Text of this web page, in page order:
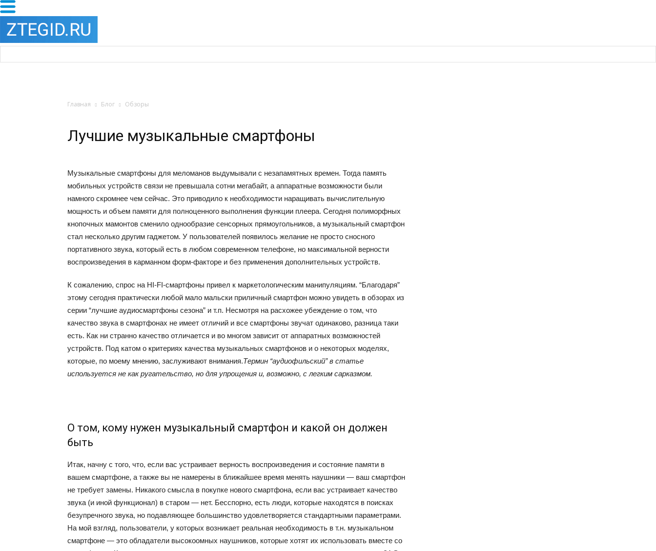
Главная Блог Обзоры
Лучшие музыкальные смартфоны
Музыкальные смартфоны для меломанов выдумывали с незапамятных времен. Тогда память
мобильных устройств связи не превышала сотни мегабайт, а аппаратные возможности были
намного скромнее чем сейчас. Это приводило к необходимости наращивать вычислительную
мощность и объем памяти для полноценного выполнения функции плеера. Сегодня полиморфных
кнопочных мамонтов сменило однообразие сенсорных прямоугольников, а музыкальный смартфон
стал несколько другим гаджетом. У пользователей появилось желание не просто сносного
портативного звука, который есть в любом современном телефоне, но максимальной верности
воспроизведения в карманном форм-факторе и без применения дополнительных устройств.
К сожалению, спрос на HI-FI-смартфоны привел к маркетологическим манипуляциям. “Благодаря”
этому сегодня практически любой мало мальски приличный смартфон можно увидеть в обзорах из
серии “лучшие аудиосмартфоны сезона” и т.п. Несмотря на расхожее убеждение о том, что
качество звука в смартфонах не имеет отличий и все смартфоны звучат одинаково, разница таки
есть. Как ни странно качество отличается и во многом зависит от аппаратных возможностей
устройств. Под катом о критериях качества музыкальных смартфонов и о некоторых моделях,
которые, по моему мнению, заслуживают внимания.Термин “аудиофильский” в статье
используется не как ругательство, но для упрощения и, возможно, с легким сарказмом.
О том, кому нужен музыкальный смартфон и какой он должен
быть
Итак, начну с того, что, если вас устраивает верность воспроизведения и состояние памяти в
вашем смартфоне, а также вы не намерены в ближайшее время менять наушники — ваш смартфон
не требует замены. Никакого смысла в покупке нового смартфона, если вас устраивает качество
звука (и иной функционал) в старом — нет. Бесспорно, есть люди, которые находятся в поисках
безупречного звука, но подавляющее большинство удовлетворяется стандартными параметрами.
На мой взгляд, пользователи, у которых возникает реальная необходимость в т.н. музыкальном
смартфоне — это обладатели высокоомных наушников, которые хотят их использовать вместе со